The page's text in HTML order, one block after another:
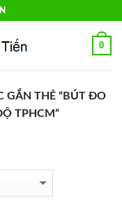
0
GẮN THẺ “BÚT ĐO
TPHCM”